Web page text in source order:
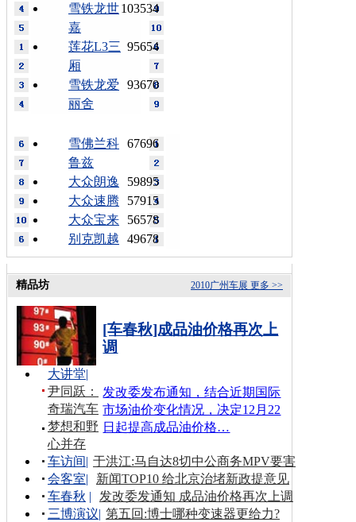
103534
雪铁龙世
嘉
95654
莲花L3三
厢
93670
雪铁龙爱
丽舍
67696
雪佛兰科
鲁兹
59895
大众朗逸
57915
大众速腾
56578
大众宝来
49678
别克凯越
更多 >>
2010广州车展
精品坊
[车春秋]成品油价格再次上
调
发改委发布通知，结合近期国际
市场油价变化情况，决定12月22
日起提高成品油价格…
大讲堂|
尹同跃：
奇瑞汽车
梦想和野
心并存
车访间| 于洪江:马自达8切中公商务MPV要害
会客室|
新闻TOP10 给北京治堵新政提意见
车春秋 |
发改委发通知 成品油价格再次上调
三博演议| 第五回:博士哪种变速器更给力?